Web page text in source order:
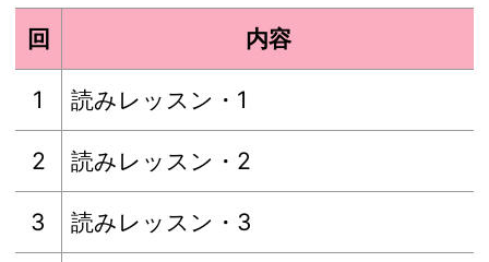
回 内容
1 読みレッスン・1
2 読みレッスン・2
3 読みレッスン・3